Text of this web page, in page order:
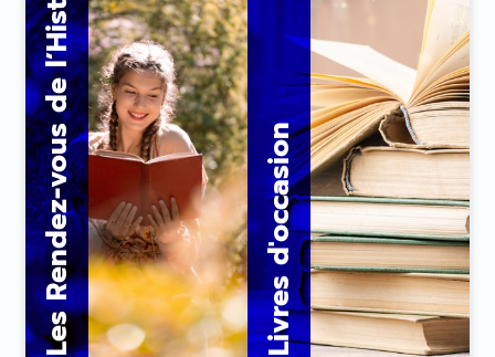
Les Rendez-vous de l’Histoire Livres d'occasion